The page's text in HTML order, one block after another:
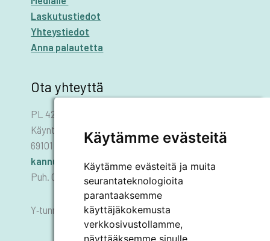
Käytämme evästeitä
Käytämme evästeitä ja muita
seurantateknologioita
parantaaksemme
käyttäjäkokemusta
verkkosivustollamme,
näyttääksemme sinulle
Laskutustiedot
Yhteystiedot
Anna palautetta
Ota yhteyttä
PL 42
Käyntiosoite: Asematie 1
69101 KANNUS
kannus.kaupunki@kannus.ﬁ
Puh. 06 8745 111
Y‑tunnus 0178455–6